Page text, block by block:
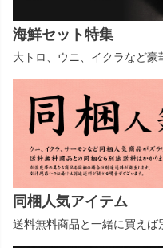
海鮮セット特集
大トロ、ウニ、イクラなど豪
同梱人気アイテム
送料無料商品と一緒に買えば